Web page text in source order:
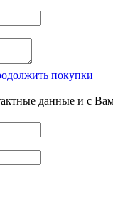
покупки
данные и с